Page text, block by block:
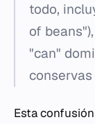
todo,
of
"can"
Esta